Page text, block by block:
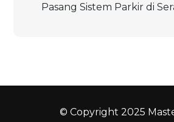
Pasang Sistem Parkir di
© Copyright 2025